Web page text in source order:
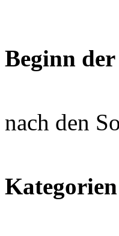
Beginn
nach den
Kategorien